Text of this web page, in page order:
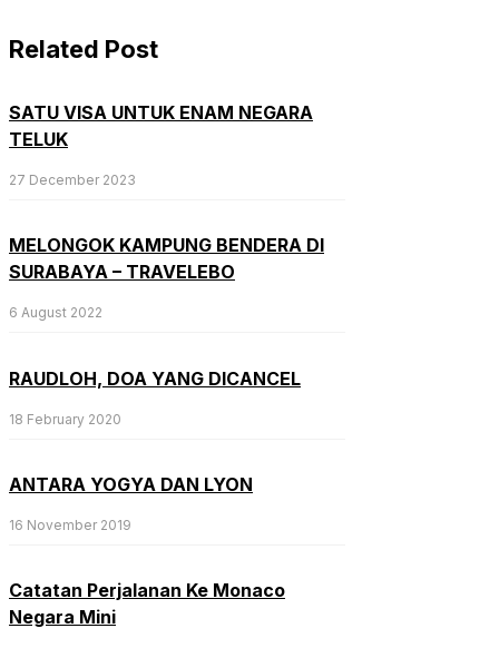
Related Post
SATU VISA UNTUK ENAM NEGARA
TELUK
27 December 2023
MELONGOK KAMPUNG BENDERA DI
SURABAYA – TRAVELEBO
6 August 2022
RAUDLOH, DOA YANG DICANCEL
18 February 2020
ANTARA YOGYA DAN LYON
16 November 2019
Catatan Perjalanan Ke Monaco
Negara Mini